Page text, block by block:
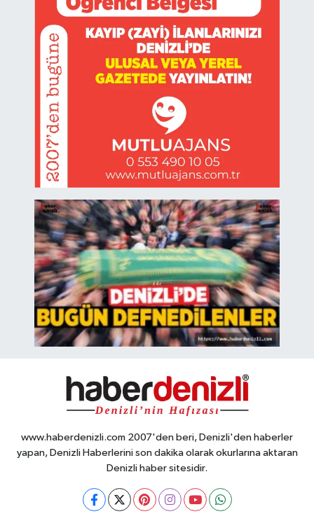
www.haberdenizli.com 2007'den beri, Denizli'den haberler
yapan, Denizli Haberlerini son dakika olarak okurlarına aktaran
Denizli haber sitesidir.